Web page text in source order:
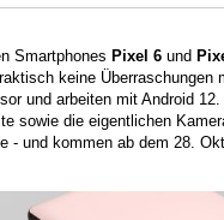
Smartphones Pixel 6 und
keine
und arbeiten mit Android
sowie die eigentlichen
- und kommen ab dem 28.